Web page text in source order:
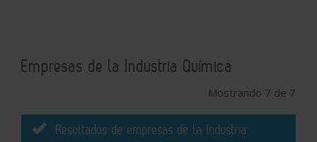
Empresas de la Industria Química
Mostrando 7 de 7
Resultados de empresas de la Industria